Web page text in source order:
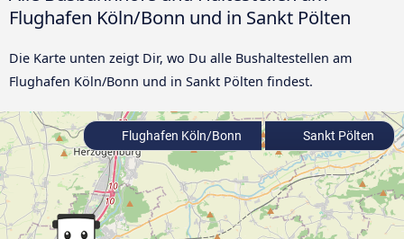
Flughafen Köln/Bonn und in Sankt Pölten
Die Karte unten zeigt Dir, wo Du alle Bushaltestellen am
Flughafen Köln/Bonn und in Sankt Pölten findest.
Flughafen Köln/Bonn Sankt Pölten